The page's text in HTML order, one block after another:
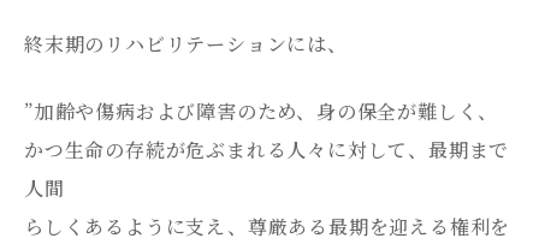
終末期のリハビリテーションには、
”加齢や傷病および障害のため、身の保全が難しく、
かつ生命の存続が危ぶまれる人々に対して、最期まで
人間
らしくあるように支え、尊厳ある最期を迎える権利を